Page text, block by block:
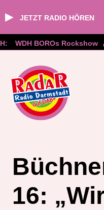
▶ JETZT RADIO HÖREN
WDH BOROs Rockshow
springen
16: